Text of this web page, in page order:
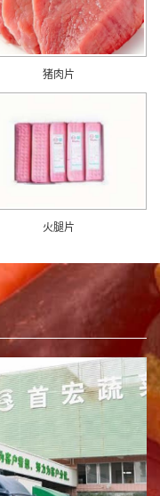
猪肉片
火腿片